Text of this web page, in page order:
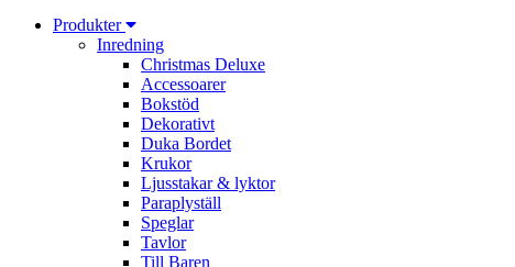
Produkter
Inredning
Christmas Deluxe
Accessoarer
Bokstöd
Dekorativt
Duka Bordet
Krukor
Ljusstakar & lyktor
Paraplyställ
Speglar
Tavlor
Till Baren